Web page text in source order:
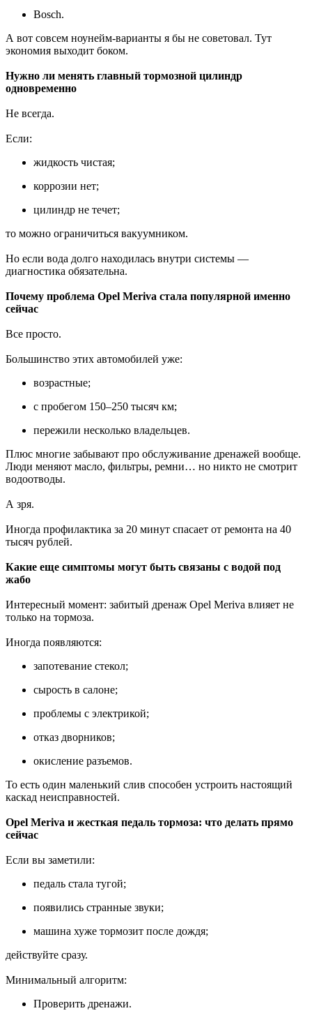
Bosch.
А вот совсем ноунейм-варианты я бы не советовал. Тут
экономия выходит боком.
Нужно ли менять главный тормозной цилиндр
одновременно
Не всегда.
Если:
жидкость чистая;
коррозии нет;
цилиндр не течет;
то можно ограничиться вакуумником.
Но если вода долго находилась внутри системы —
диагностика обязательна.
Почему проблема Opel Meriva стала популярной именно
сейчас
Все просто.
Большинство этих автомобилей уже:
возрастные;
с пробегом 150–250 тысяч км;
пережили несколько владельцев.
Плюс многие забывают про обслуживание дренажей вообще.
Люди меняют масло, фильтры, ремни… но никто не смотрит
водоотводы.
А зря.
Иногда профилактика за 20 минут спасает от ремонта на 40
тысяч рублей.
Какие еще симптомы могут быть связаны с водой под
жабо
Интересный момент: забитый дренаж Opel Meriva влияет не
только на тормоза.
Иногда появляются:
запотевание стекол;
сырость в салоне;
проблемы с электрикой;
отказ дворников;
окисление разъемов.
То есть один маленький слив способен устроить настоящий
каскад неисправностей.
Opel Meriva и жесткая педаль тормоза: что делать прямо
сейчас
Если вы заметили:
педаль стала тугой;
появились странные звуки;
машина хуже тормозит после дождя;
действуйте сразу.
Минимальный алгоритм:
Проверить дренажи.